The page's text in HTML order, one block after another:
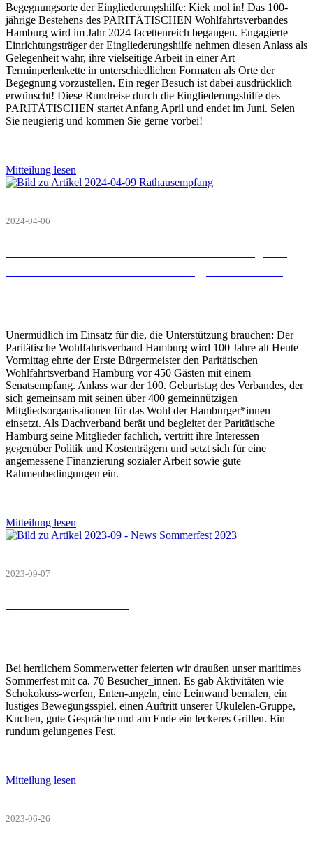
Begegnungsorte der Eingliederungshilfe: Kiek mol in! Das 100-
jährige Bestehens des PARITÄTISCHEN Wohlfahrtsverbandes
Hamburg wird im Jahr 2024 facettenreich begangen. Engagierte
Einrichtungsträger der Eingliederungshilfe nehmen diesen Anlass als
Gelegenheit wahr, ihre vielseitige Arbeit in einer Art
Terminperlenkette in unterschiedlichen Formaten als Orte der
Begegnung vorzustellen. Ein reger Besuch ist dabei ausdrücklich
erwünscht! Diese Rundreise durch die Eingliederungshilfe des
PARITÄTISCHEN startet Anfang April und endet im Juni. Seien
Sie neugierig und kommen Sie gerne vorbei!
Mitteilung lesen
2024-04-06
Unermüdlich im Einsatz für die, die Unterstützung brauchen: Der
Paritätische Wohlfahrtsverband Hamburg wird 100 Jahre alt Heute
Vormittag ehrte der Erste Bürgermeister den Paritätischen
Wohlfahrtsverband Hamburg vor 450 Gästen mit einem
Senatsempfang. Anlass war der 100. Geburtstag des Verbandes, der
sich gemeinsam mit seinen über 400 gemeinnützigen
Mitgliedsorganisationen für das Wohl der Hamburger*innen
einsetzt. Als Dachverband berät und begleitet der Paritätische
Hamburg seine Mitglieder fachlich, vertritt ihre Interessen
gegenüber Politik und Kostenträgern und setzt sich für eine
angemessene Finanzierung sozialer Arbeit sowie gute
Rahmenbedingungen ein.
Mitteilung lesen
2023-09-07
Bei herrlichem Sommerwetter feierten wir draußen unser maritimes
Sommerfest mit ca. 70 Besucher_innen. Es gab Aktivitäten wie
Schokokuss-werfen, Enten-angeln, eine Leinwand bemalen, ein
lustiges Bewegungsspiel, einen Auftritt unserer Ukulelen-Gruppe,
Kuchen, gute Gespräche und am Ende ein leckeres Grillen. Ein
rundum gelungenes Fest.
Mitteilung lesen
2023-06-26